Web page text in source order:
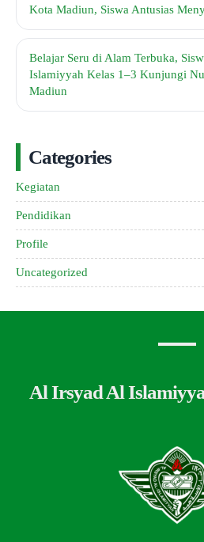
Kota Madiun, Siswa Antusias
Belajar Seru di Alam Terbuka,
Islamiyyah Kelas 1–3 Kunjungi
Madiun
Categories
Kegiatan
Pendidikan
Profile
Uncategorized
Al Irsyad Al